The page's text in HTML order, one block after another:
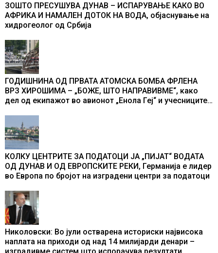
ЗОШТО ПРЕСУШУВА ДУНАВ – ИСПАРУВАЊЕ КАКО ВО
АФРИКА И НАМАЛЕН ДОТОК НА ВОДА, објаснување на
хидрогеолог од Србија
ГОДИШНИНА ОД ПРВАТА АТОМСКА БОМБА ФРЛЕНА
ВРЗ ХИРОШИМА – „БОЖЕ, ШТО НАПРАВИВМЕ“, како
дел од екипажот во авионот „Енола Геј“ и учесниците
промени текот на историјата
КОЛКУ ЦЕНТРИТЕ ЗА ПОДАТОЦИ ЈА „ПИЈАТ“ ВОДАТА
ОД ДУНАВ И ОД ЕВРОПСКИТЕ РЕКИ, Германија е лидер
во Европа по бројот на изградени центри за податоци
Николовски: Во јули остварена историски највисока
наплата на приходи од над 14 милијарди денари –